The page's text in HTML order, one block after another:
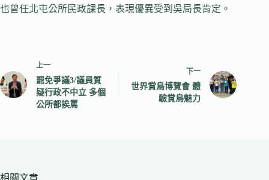
也曾任北屯公所民政課長，表現優異受到吳局長肯定。
上一
罷免爭議3/議員質
疑行政不中立 多個
公所都挨罵
下一
世界賞鳥博覽會 體
驗賞鳥魅力
相關文章